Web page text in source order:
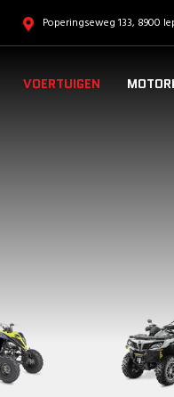
Poperingseweg 133, 8900
VOERTUIGEN